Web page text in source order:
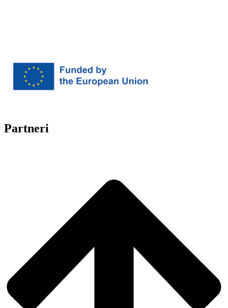
Partneri